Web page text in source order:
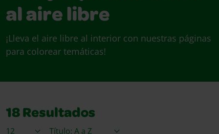
al aire libre
¡Lleva el aire libre al interior con nuestras páginas
para colorear temáticas!
18 Resultados
Elementos / Página
Ordenar por